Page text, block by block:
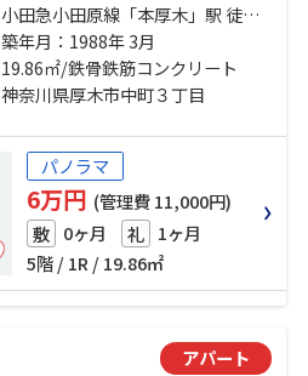
小田急小田原線「本厚木」駅 徒歩5
分 小田急小田原線「厚木」駅 徒歩
27分 相模線「海老名」駅 バス15
分 あつぎ大通り 停歩2分
築年月：1988年 3月
19.86㎡/鉄骨鉄筋コンクリート
神奈川県厚木市中町３丁目
パノラマ
6万円 (管理費 11,000円)
敷 0ヶ月 礼 1ヶ月
5階 / 1R / 19.86㎡
アパート